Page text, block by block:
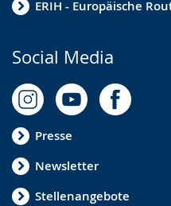
ERIH - Europäische
Social Media
Presse
Newsletter
Stellenangebote